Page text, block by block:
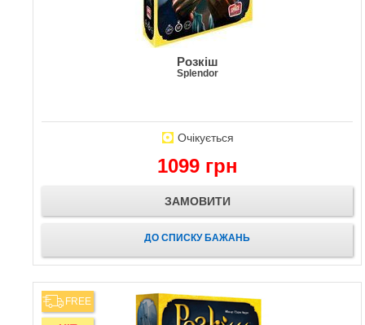
Розкіш
Splendor
Очікується
1099 грн
ЗАМОВИТИ
ДО СПИСКУ БАЖАНЬ
FREE